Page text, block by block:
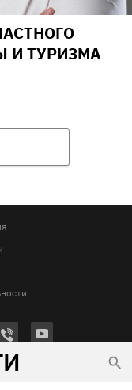
И ТУРИЗМА
прямой и открытой для поисковых
зависимости от полного либо